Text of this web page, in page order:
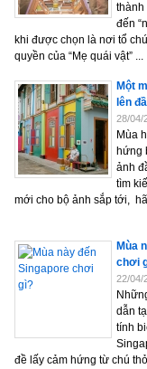
thành
đến
khi được chọn là nơi tổ
quyền của “Mẹ quái vật” ...
Một
lên
28/04/
Mùa
hứng
ảnh
tìm
mới cho bộ ảnh sắp tới,
Mùa
chơi
22/04/
dẫn
tính
đề lấy cảm hứng từ chú